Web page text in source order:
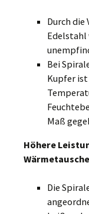
Durch
Edelstahl
Bei
Kupfer
Maß
Höhere
Die